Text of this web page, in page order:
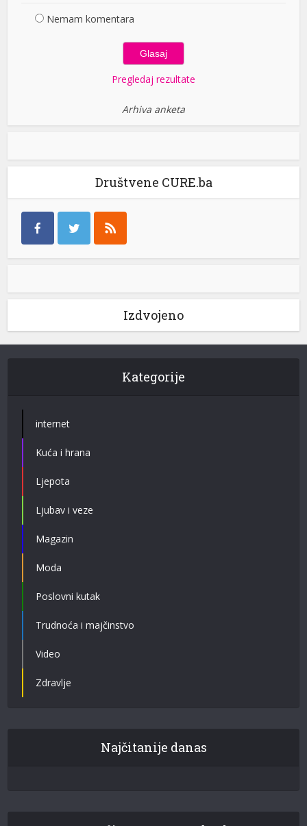
Nemam komentara
Pregledaj rezultate
Arhiva anketa
Društvene CURE.ba
Izdvojeno
Kategorije
internet
Kuća i hrana
Ljepota
Ljubav i veze
Magazin
Moda
Poslovni kutak
Trudnoća i majčinstvo
Video
Zdravlje
Najčitanije danas